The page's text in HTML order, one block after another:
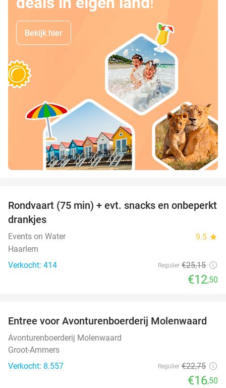
Bekijk hier
50%
Rondvaart (75 min) + evt. snacks en onbeperkt
drankjes
Events on Water 9.5 star
Haarlem
Verkocht: 414
Regulier €25,15
€12,50
27%
Entree voor Avonturenboerderij Molenwaard
Avonturenboerderij Molenwaard
Groot-Ammers
Verkocht: 8.557
Regulier €22,75
€16,50